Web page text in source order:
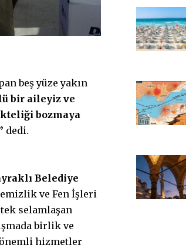
beş yüze yakın
bir aileyiz ve
bozmaya
dedi.
Belediye
ve Fen İşleri
selamlaşan
birlik ve
hizmetler